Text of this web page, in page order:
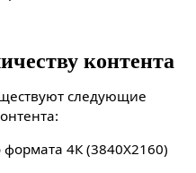
контента
следующие
4К (3840X2160)